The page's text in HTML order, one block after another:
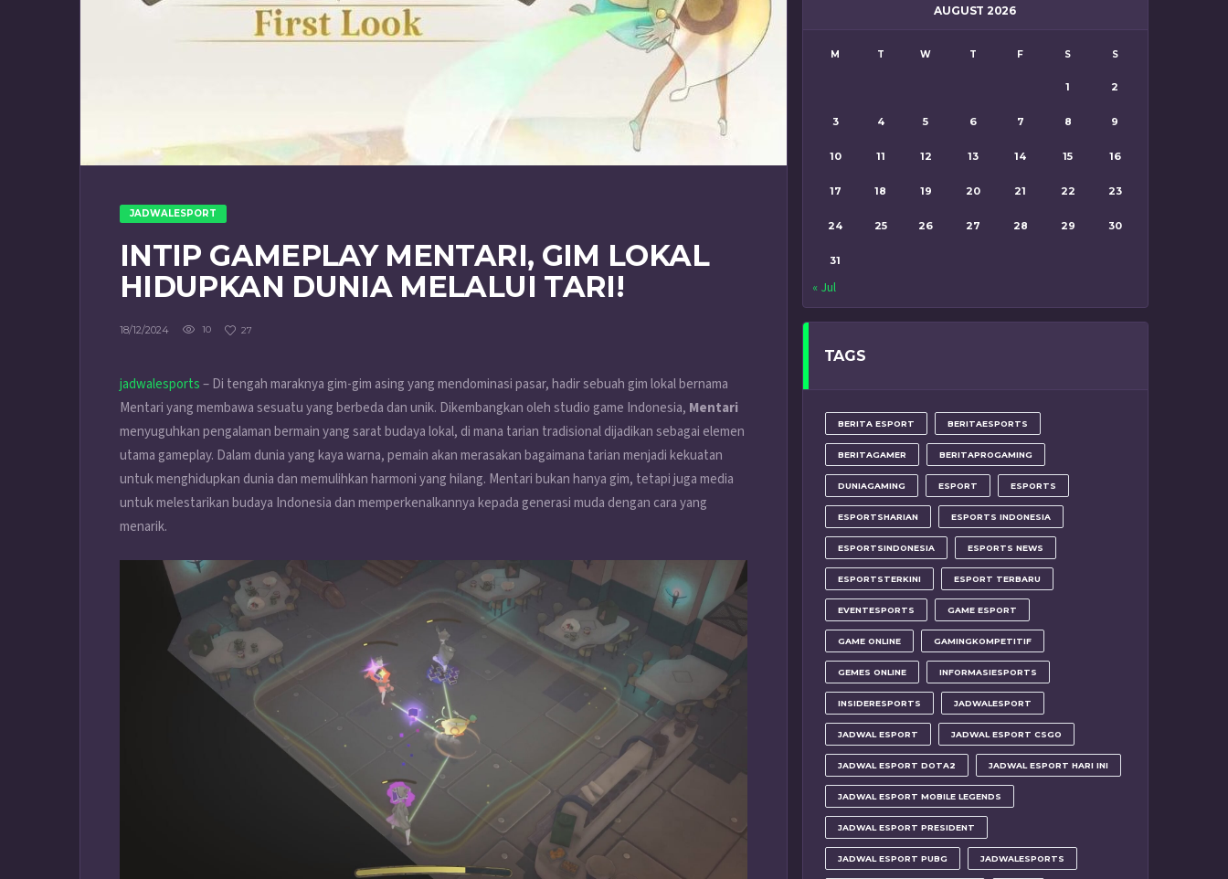
JADWALESPORT
INTIP GAMEPLAY MENTARI, GIM LOKAL
HIDUPKAN DUNIA MELALUI TARI!
18/12/2024 10 27
jadwalesports– Di tengah maraknya gim-gim asing yang mendominasi pasar, hadir sebuah gim lokal bernama
Mentari yang membawa sesuatu yang berbeda dan unik. Dikembangkan oleh studio game Indonesia, Mentari
menyuguhkan pengalaman bermain yang sarat budaya lokal, di mana tarian tradisional dijadikan sebagai elemen
utama gameplay. Dalam dunia yang kaya warna, pemain akan merasakan bagaimana tarian menjadi kekuatan
untuk menghidupkan dunia dan memulihkan harmoni yang hilang. Mentari bukan hanya gim, tetapi juga media
untuk melestarikan budaya Indonesia dan memperkenalkannya kepada generasi muda dengan cara yang
menarik.
AUGUST 2026
M T W T F S S
1 2
3 4 5 6 7 8 9
10 11 12 13 14 15 16
17 18 19 20 21 22 23
24 25 26 27 28 29 30
31
« Jul
TAGS
BERITA ESPORT BERITAESPORTS
BERITAGAMER BERITAPROGAMING
DUNIAGAMING ESPORT ESPORTS
ESPORTSHARIAN ESPORTS INDONESIA
ESPORTSINDONESIA ESPORTS NEWS
ESPORTSTERKINI ESPORT TERBARU
EVENTESPORTS GAME ESPORT
GAME ONLINE GAMINGKOMPETITIF
GEMES ONLINE INFORMASIESPORTS
INSIDERESPORTS JADWALESPORT
JADWAL ESPORT JADWAL ESPORT CSGO
JADWAL ESPORT DOTA2 JADWAL ESPORT HARI INI
JADWAL ESPORT MOBILE LEGENDS
JADWAL ESPORT PRESIDENT
JADWAL ESPORT PUBG JADWALESPORTS